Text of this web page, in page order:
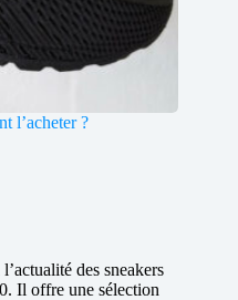
l’acheter ?
des sneakers
Il offre une sélection